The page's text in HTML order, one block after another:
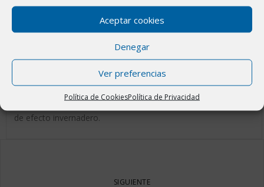
Aceptar cookies
Denegar
Ver preferencias
Política de CookiesPolítica de Privacidad
de 450 Wp, con una potencia eléctrica total 59,850 kWp y una
producción anual estimada de 94.901 kWh, con la que se
podrá abastecer a la totalidad de los edificios públicos e
instalaciones municipales. Lo que permitirá reducir al máximo
el consumo eléctrico, generando un importante ahorro al
municipio; al tiempo que se reducen las emisiones de gases
de efecto invernadero.
SIGUIENTE